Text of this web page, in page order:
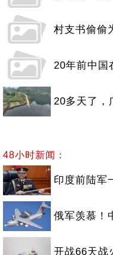
村支书偷偷
20年前中国
20多天了，
48小时新闻：
印度前陆军
俄军羡慕！
开战66天战